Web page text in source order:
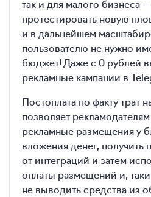
так и для малого бизнеса
протестировать новую
и в дальнейшем
пользователю не нужно
бюджет! Даже с 0 рублей
рекламные кампании в
Постоплата по факту трат
позволяет
рекламные размещения у
вложения денег,
от интеграций и затем
оплаты размещений и,
не выводить средства из